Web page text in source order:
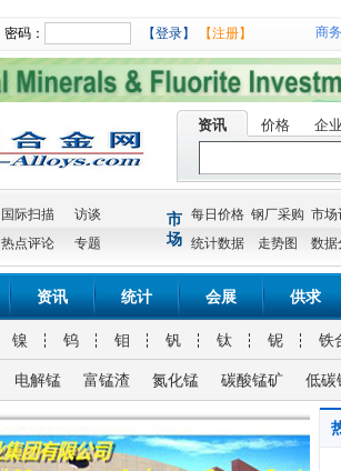
密码： 【登录】 【注册】 商
资讯 价格 企
国际扫描
访谈
热点评论 专题
市
场
每日价格 钢厂采购 市场
统计数据
走势图 数据
资讯 统计 会展 供求
镍 钨 钼 钒 钛 铌 铁
电解锰 富锰渣 氮化锰 碳酸锰矿 低碳